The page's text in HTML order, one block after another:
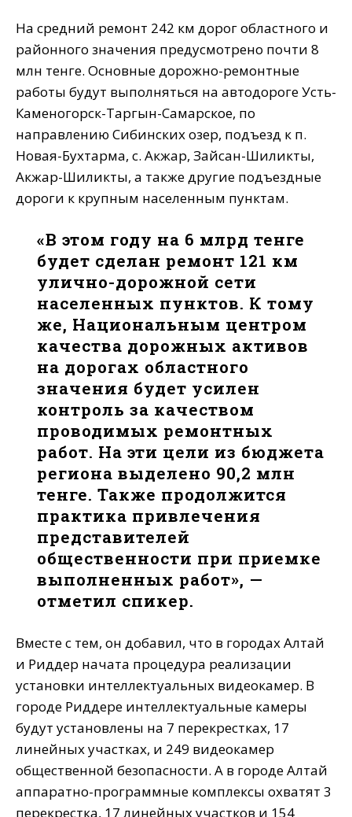
На средний ремонт 242 км дорог областного и
районного значения предусмотрено почти 8
млн тенге. Основные дорожно-ремонтные
работы будут выполняться на автодороге Усть-
Каменогорск-Таргын-Самарское, по
направлению Сибинских озер, подъезд к п.
Новая-Бухтарма, с. Акжар, Зайсан-Шиликты,
Акжар-Шиликты, а также другие подъездные
дороги к крупным населенным пунктам.
«В этом году на 6 млрд тенге
будет сделан ремонт 121 км
улично-дорожной сети
населенных пунктов. К тому
же, Национальным центром
качества дорожных активов
на дорогах областного
значения будет усилен
контроль за качеством
проводимых ремонтных
работ. На эти цели из бюджета
региона выделено 90,2 млн
тенге. Также продолжится
практика привлечения
представителей
общественности при приемке
выполненных работ», —
отметил спикер.
Вместе с тем, он добавил, что в городах Алтай
и Риддер начата процедура реализации
установки интеллектуальных видеокамер. В
городе Риддере интеллектуальные камеры
будут установлены на 7 перекрестках, 17
линейных участках, и 249 видеокамер
общественной безопасности. А в городе Алтай
аппаратно-программные комплексы охватят 3
перекрестка, 17 линейных участков и 154